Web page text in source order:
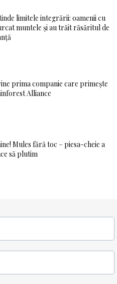
limitele integrării: oamenii cu
muntele și au trăit răsăritul de
prima companie care primește
Alliance
Mules fără toc – piesa-cheie a
să plutim